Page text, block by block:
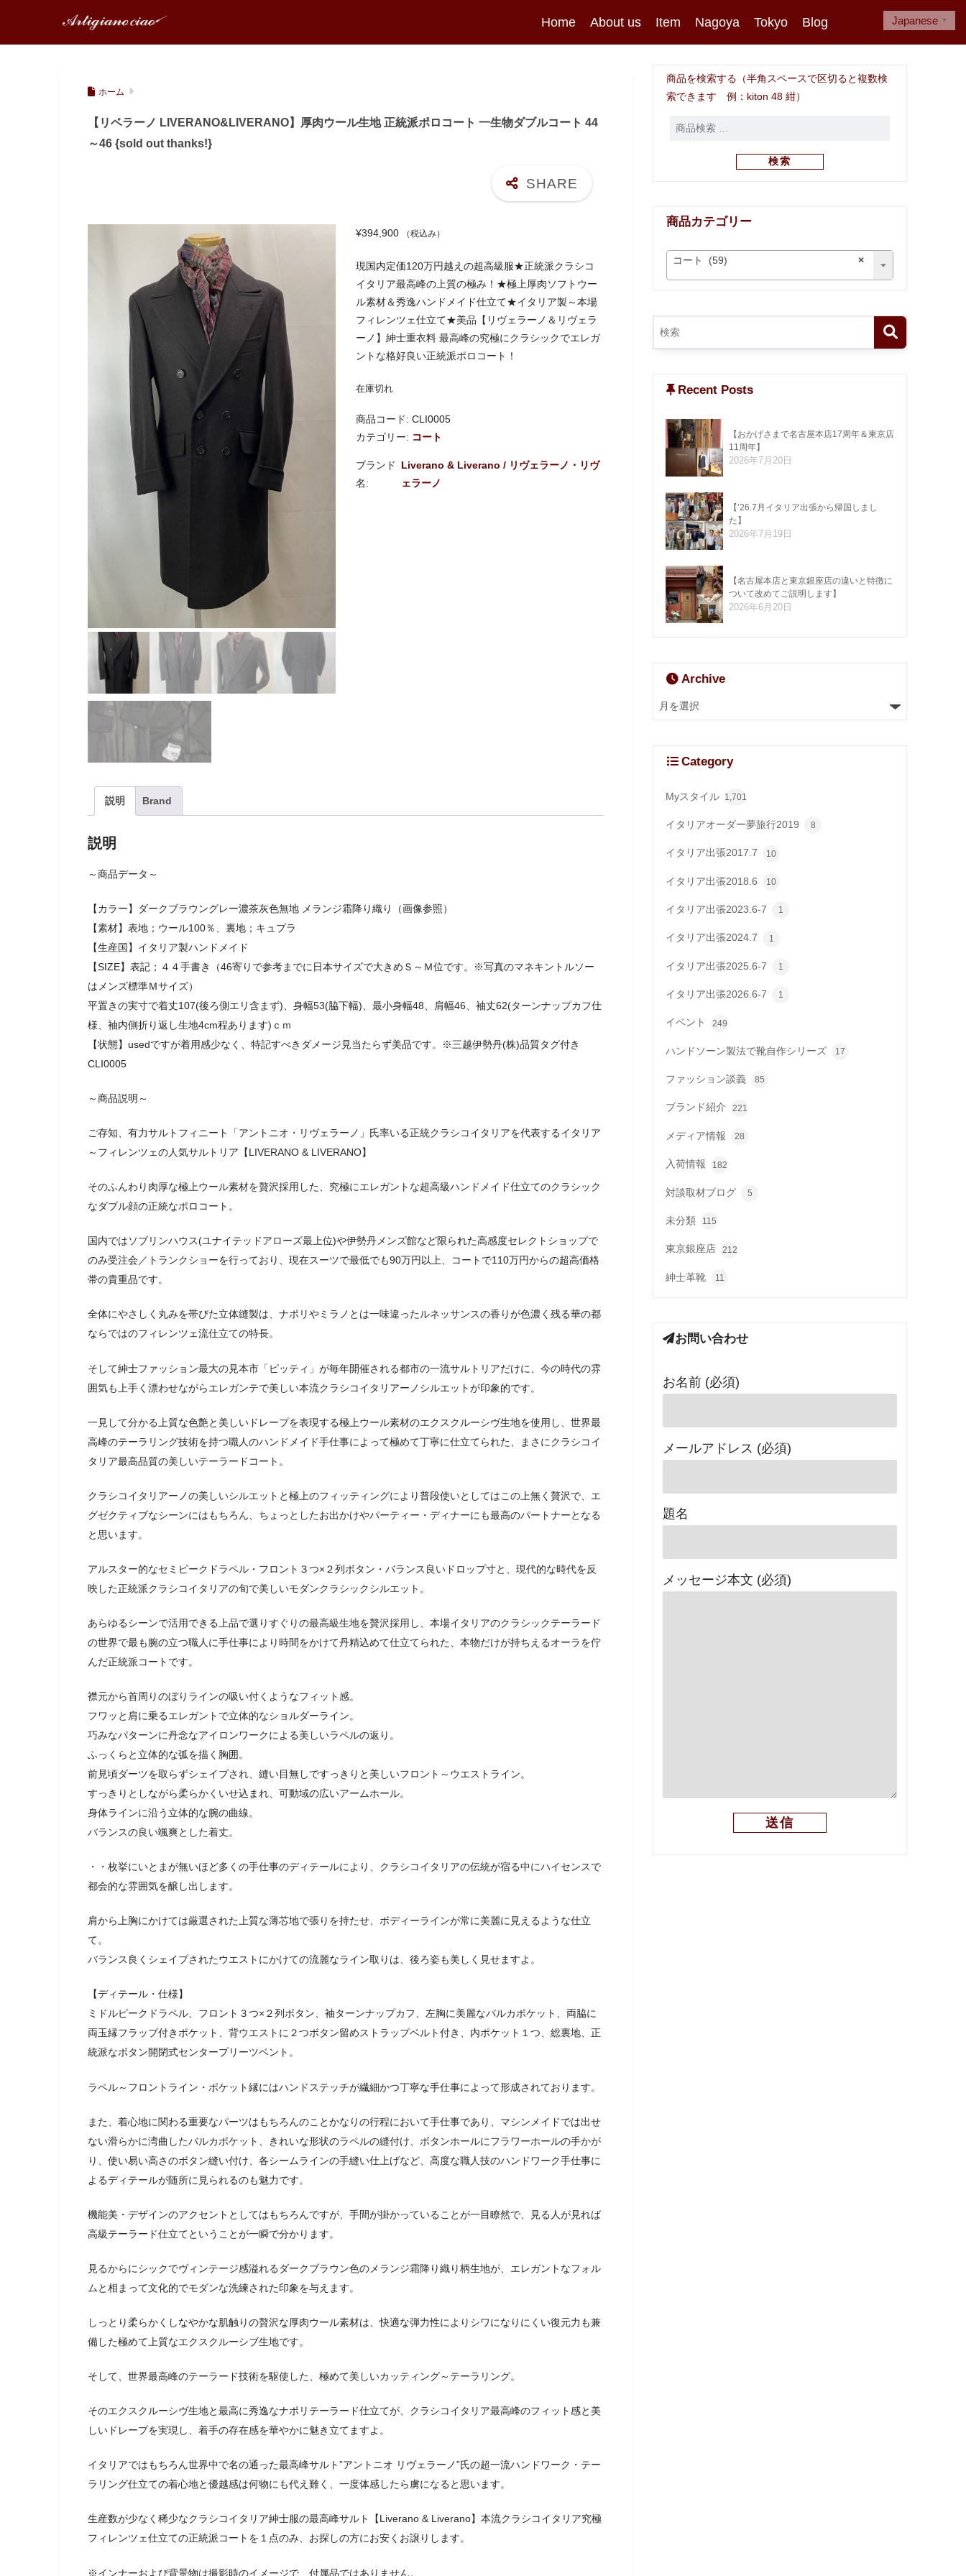
Home About us Item Nagoya Tokyo Blog
ホーム
【リベラーノ LIVERANO&LIVERANO】厚肉ウール生地 正統派ポロコート 一生物ダブルコート 44
～46 {sold out thanks!}
¥394,900 （税込み）
現国内定価120万円越えの超高級服★正統派クラシコ
イタリア最高峰の上質の極み！★極上厚肉ソフトウー
ル素材＆秀逸ハンドメイド仕立て★イタリア製～本場
フィレンツェ仕立て★美品【リヴェラーノ＆リヴェラ
ーノ】紳士重衣料 最高峰の究極にクラシックでエレガ
ントな格好良い正統派ポロコート！
在庫切れ
商品コード:CLI0005
カテゴリー: コート
Liverano & Liverano / リヴェラーノ・リヴ
ェラーノ
説明 Brand
説明
～商品データ～
【カラー】ダークブラウングレー濃茶灰色無地 メランジ霜降り織り（画像参照）
【素材】表地；ウール100％、裏地；キュプラ
【生産国】イタリア製ハンドメイド
【SIZE】表記；４４手書き（46寄りで参考までに日本サイズで大きめＳ～Ｍ位です。※写真のマネキントルソー
はメンズ標準Ｍサイズ）
平置きの実寸で着丈107(後ろ側エリ含まず)、身幅53(脇下幅)、最小身幅48、肩幅46、袖丈62(ターンナップカフ仕
様、袖内側折り返し生地4cm程あります)ｃｍ
【状態】usedですが着用感少なく、特記すべきダメージ見当たらず美品です。※三越伊勢丹(株)品質タグ付き
CLI0005
～商品説明～
ご存知、有力サルトフィニート「アントニオ・リヴェラーノ」氏率いる正統クラシコイタリアを代表するイタリア
～フィレンツェの人気サルトリア【LIVERANO & LIVERANO】
そのふんわり肉厚な極上ウール素材を贅沢採用した、究極にエレガントな超高級ハンドメイド仕立てのクラシック
なダブル顔の正統なポロコート。
国内ではソブリンハウス(ユナイテッドアローズ最上位)や伊勢丹メンズ館など限られた高感度セレクトショップで
のみ受注会／トランクショーを行っており、現在スーツで最低でも90万円以上、コートで110万円からの超高価格
帯の貴重品です。
全体にやさしく丸みを帯びた立体縫製は、ナポリやミラノとは一味違ったルネッサンスの香りが色濃く残る華の都
ならではのフィレンツェ流仕立ての特長。
そして紳士ファッション最大の見本市「ピッティ」が毎年開催される都市の一流サルトリアだけに、今の時代の雰
囲気も上手く漂わせながらエレガンテで美しい本流クラシコイタリアーノシルエットが印象的です。
一見して分かる上質な色艶と美しいドレープを表現する極上ウール素材のエクスクルーシヴ生地を使用し、世界最
高峰のテーラリング技術を持つ職人のハンドメイド手仕事によって極めて丁寧に仕立てられた、まさにクラシコイ
タリア最高品質の美しいテーラードコート。
クラシコイタリアーノの美しいシルエットと極上のフィッティングにより普段使いとしてはこの上無く贅沢で、エ
グゼクティブなシーンにはもちろん、ちょっとしたお出かけやパーティー・ディナーにも最高のパートナーとなる
と思います。
アルスター的なセミピークドラペル・フロント３つ×２列ボタン・バランス良いドロップ寸と、現代的な時代を反
映した正統派クラシコイタリアの旬で美しいモダンクラシックシルエット。
あらゆるシーンで活用できる上品で選りすぐりの最高級生地を贅沢採用し、本場イタリアのクラシックテーラード
の世界で最も腕の立つ職人に手仕事により時間をかけて丹精込めて仕立てられた、本物だけが持ちえるオーラを佇
んだ正統派コートです。
襟元から首周りのぼりラインの吸い付くようなフィット感。
フワッと肩に乗るエレガントで立体的なショルダーライン。
巧みなパターンに丹念なアイロンワークによる美しいラペルの返り。
ふっくらと立体的な弧を描く胸囲。
前見頃ダーツを取らずシェイプされ、縫い目無しですっきりと美しいフロント～ウエストライン。
すっきりとしながら柔らかくいせ込まれ、可動域の広いアームホール。
身体ラインに沿う立体的な腕の曲線。
バランスの良い颯爽とした着丈。
・・枚挙にいとまが無いほど多くの手仕事のディテールにより、クラシコイタリアの伝統が宿る中にハイセンスで
都会的な雰囲気を醸し出します。
肩から上胸にかけては厳選された上質な薄芯地で張りを持たせ、ボディーラインが常に美麗に見えるような仕立
て。
バランス良くシェイプされたウエストにかけての流麗なライン取りは、後ろ姿も美しく見せますよ。
【ディテール・仕様】
ミドルピークドラペル、フロント３つ×２列ボタン、袖ターンナップカフ、左胸に美麗なバルカポケット、両脇に
両玉縁フラップ付きポケット、背ウエストに２つボタン留めストラップベルト付き、内ポケット１つ、総裏地、正
統派なボタン開閉式センタープリーツベント。
ラペル～フロントライン・ポケット縁にはハンドステッチが繊細かつ丁寧な手仕事によって形成されております。
また、着心地に関わる重要なパーツはもちろんのことかなりの行程において手仕事であり、マシンメイドでは出せ
ない滑らかに湾曲したバルカポケット、きれいな形状のラペルの縫付け、ボタンホールにフラワーホールの手かが
り、使い易い高さのボタン縫い付け、各シームラインの手縫い仕上げなど、高度な職人技のハンドワーク手仕事に
よるディテールが随所に見られるのも魅力です。
機能美・デザインのアクセントとしてはもちろんですが、手間が掛かっていることが一目瞭然で、見る人が見れば
高級テーラード仕立てということが一瞬で分かります。
見るからにシックでヴィンテージ感溢れるダークブラウン色のメランジ霜降り織り柄生地が、エレガントなフォル
ムと相まって文化的でモダンな洗練された印象を与えます。
しっとり柔らかくしなやかな肌触りの贅沢な厚肉ウール素材は、快適な弾力性によりシワになりにくい復元力も兼
備した極めて上質なエクスクルーシブ生地です。
そして、世界最高峰のテーラード技術を駆使した、極めて美しいカッティング～テーラリング。
そのエクスクルーシヴ生地と最高に秀逸なナポリテーラード仕立てが、クラシコイタリア最高峰のフィット感と美
しいドレープを実現し、着手の存在感を華やかに魅き立てますよ。
イタリアではもちろん世界中で名の通った最高峰サルト”アントニオ リヴェラーノ”氏の超一流ハンドワーク・テー
ラリング仕立ての着心地と優越感は何物にも代え難く、一度体感したら虜になると思います。
生産数が少なく稀少なクラシコイタリア紳士服の最高峰サルト【Liverano & Liverano】本流クラシコイタリア究極
フィレンツェ仕立ての正統派コートを１点のみ、お探しの方にお安くお譲りします。
※インナーおよび背景物は撮影時のイメージで、付属品ではありません。
商品を検索する（半角スペースで区切ると複数検
索できます 例：kiton 48 紺）
検索
商品カテゴリー
×
コート (59)
Recent Posts
【おかげさまで名古屋本店17周年＆東京店
11周年】
2026年7月20日
【’26.7月イタリア出張から帰国しまし
た】
2026年7月19日
【名古屋本店と東京銀座店の違いと特徴に
ついて改めてご説明します】
2026年6月20日
Archive
Category
Myスタイル 1,701
イタリアオーダー夢旅行2019 8
イタリア出張2017.7 10
イタリア出張2018.6 10
イタリア出張2023.6-7 1
イタリア出張2024.7 1
イタリア出張2025.6-7 1
イタリア出張2026.6-7 1
イベント 249
ハンドソーン製法で靴自作シリーズ 17
ファッション談義 85
ブランド紹介 221
メディア情報 28
入荷情報 182
対談取材ブログ 5
未分類 115
東京銀座店 212
紳士革靴 11
お問い合わせ
お名前 (必須)
メールアドレス (必須)
題名
メッセージ本文 (必須)
Japanese ▼